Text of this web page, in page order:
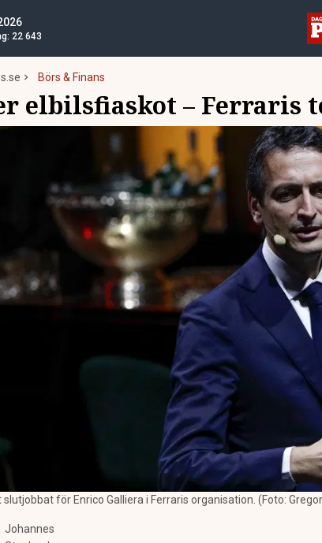
22 643
Börs & Finans
elbilsfiaskot – Ferraris
slutjobbat för Enrico Galliera i Ferraris organisation. (Foto:
Johannes